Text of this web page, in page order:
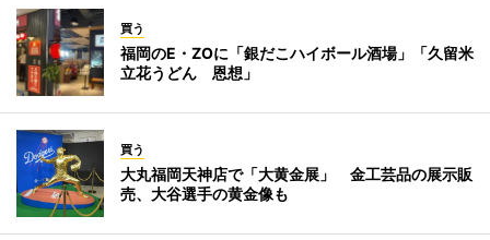
買う
福岡のE・ZOに「銀だこハイボール酒場」「久留米
立花うどん 恩想」
買う
大丸福岡天神店で「大黄金展」 金工芸品の展示販
売、大谷選手の黄金像も